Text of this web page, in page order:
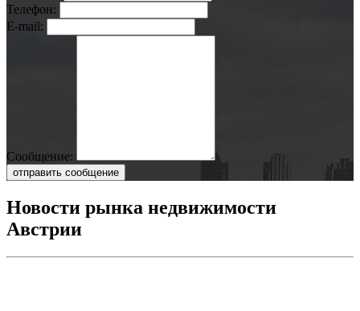
Телефон:
E-mail:
Сообщение:
отправить сообщение
Новости рынка недвижимости
Австрии